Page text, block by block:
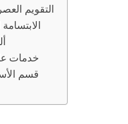
التقويم
خدمات
قسم